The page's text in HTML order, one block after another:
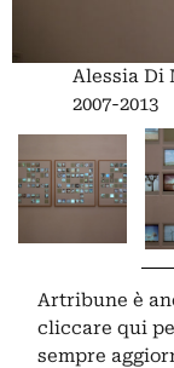
Alessia Di
2007-2013
Artribune è
cliccare qui
sempre